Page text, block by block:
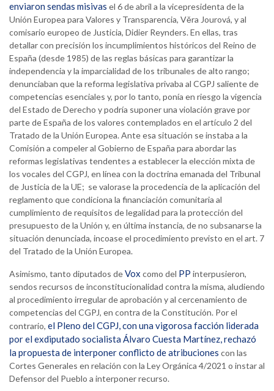
enviaron sendas misivas el 6 de abril a la vicepresidenta de la
Unión Europea para Valores y Transparencia, Věra Jourová, y al
comisario europeo de Justicia, Didier Reynders. En ellas, tras
detallar con precisión los incumplimientos históricos del Reino de
España (desde 1985) de las reglas básicas para garantizar la
independencia y la imparcialidad de los tribunales de alto rango;
denunciaban que la reforma legislativa privaba al CGPJ saliente de
competencias esenciales y, por lo tanto, ponía en riesgo la vigencia
del Estado de Derecho y podría suponer una violación grave por
parte de España de los valores contemplados en el artículo 2 del
Tratado de la Unión Europea. Ante esa situación se instaba a la
Comisión a compeler al Gobierno de España para abordar las
reformas legislativas tendentes a establecer la elección mixta de
los vocales del CGPJ, en línea con la doctrina emanada del Tribunal
de Justicia de la UE; se valorase la procedencia de la aplicación del
reglamento que condiciona la financiación comunitaria al
cumplimiento de requisitos de legalidad para la protección del
presupuesto de la Unión y, en última instancia, de no subsanarse la
situación denunciada, incoase el procedimiento previsto en el art. 7
del Tratado de la Unión Europea.
Asimismo, tanto diputados deVox como del PP interpusieron,
sendos recursos de inconstitucionalidad contra la misma, aludiendo
al procedimiento irregular de aprobación y al cercenamiento de
competencias del CGPJ, en contra de la Constitución. Por el
contrario, el Pleno del CGPJ, con una vigorosa facción liderada
por el exdiputado socialista Álvaro Cuesta Martínez, rechazó
la propuesta de interponer conflicto de atribuciones con las
Cortes Generales en relación con la Ley Orgánica 4/2021 o instar al
Defensor del Pueblo a interponer recurso.